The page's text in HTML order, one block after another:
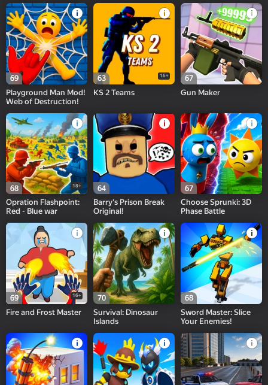
69
Playground Man Mod!
Web of Destruction!
63 16+
KS 2 Teams
67
Gun Maker
68 18+
Opration Flashpoint:
Red - Blue war
64
Barry's Prison Break
Original!
67
Choose Sprunki: 3D
Phase Battle
69 16+
Fire and Frost Master
70
Survival: Dinosaur
Islands
68
Sword Master: Slice
Your Enemies!